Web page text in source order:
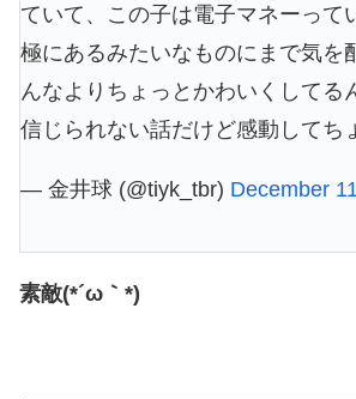
ていて、この子は電子マネーって
極にあるみたいなものにまで気を
んなよりちょっとかわいくしてる
信じられない話だけど感動してち
— 金井球 (@tiyk_tbr) December
素敵(*´ω｀*)